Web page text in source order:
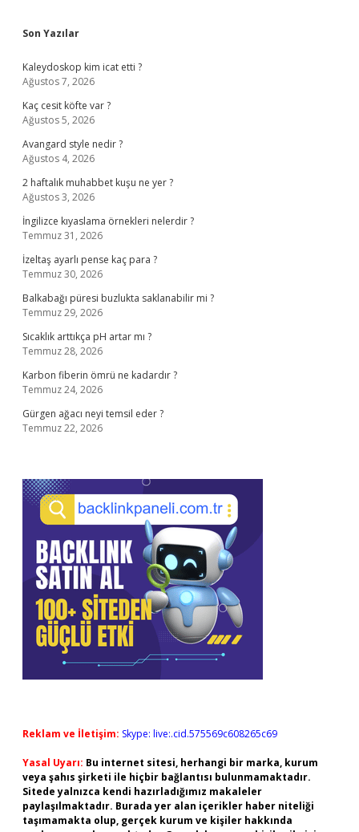
Sidebar
Son Yazılar
Kaleydoskop kim icat etti ?
Ağustos 7, 2026
Kaç cesit köfte var ?
Ağustos 5, 2026
Avangard style nedir ?
Ağustos 4, 2026
2 haftalık muhabbet kuşu ne yer ?
Ağustos 3, 2026
İngilizce kıyaslama örnekleri nelerdir ?
Temmuz 31, 2026
İzeltaş ayarlı pense kaç para ?
Temmuz 30, 2026
Balkabağı püresi buzlukta saklanabilir mi ?
Temmuz 29, 2026
Sıcaklık arttıkça pH artar mı ?
Temmuz 28, 2026
Karbon fiberin ömrü ne kadardır ?
Temmuz 24, 2026
Gürgen ağacı neyi temsil eder ?
Temmuz 22, 2026
Reklam ve İletişim: Skype: live:.cid.575569c608265c69
Yasal Uyarı: Bu internet sitesi, herhangi bir marka, kurum
veya şahıs şirketi ile hiçbir bağlantısı bulunmamaktadır.
Sitede yalnızca kendi hazırladığımız makaleler
paylaşılmaktadır. Burada yer alan içerikler haber niteliği
taşımamakta olup, gerçek kurum ve kişiler hakkında